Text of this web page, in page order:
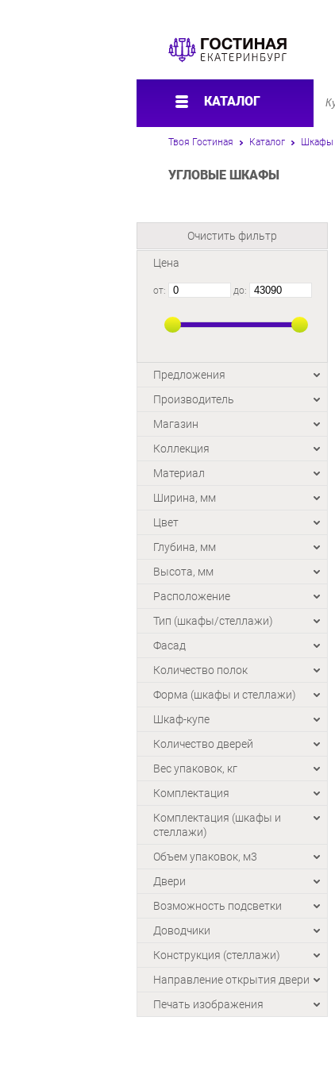
КАТАЛОГ
Твоя Гостиная Каталог Шкафы
УГЛОВЫЕ ШКАФЫ
Очистить фильтр
Цена
от: до:
Предложения
Производитель
Магазин
Коллекция
Материал
Ширина, мм
Цвет
Глубина, мм
Высота, мм
Расположение
Тип (шкафы/стеллажи)
Фасад
Количество полок
Форма (шкафы и стеллажи)
Шкаф-купе
Количество дверей
Вес упаковок, кг
Комплектация
Комплектация (шкафы и
стеллажи)
Объем упаковок, м3
Двери
Возможность подсветки
Доводчики
Конструкция (стеллажи)
Направление открытия двери
Печать изображения